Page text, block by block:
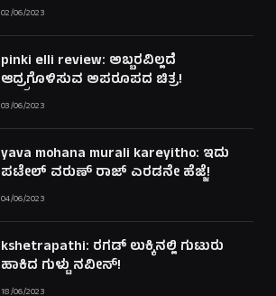
02/06/2023
pinki elli review: ಅಬ್ಬರವಿಲ್ಲದೆ
ಆದ್ರ್ರಗೊಳಿಸುವ ಅಪರೂಪದ ಚಿತ್ರ!
03/06/2023
yava mohana murali kareyitho: ಇದು
ಪಟೇಲ್ ವರುಣ್ ರಾಜ್ ಎರಡನೇ ಹೆಜ್ಜೆ!
04/06/2023
kshetrapathi: ರಗಡ್ ಲುಕ್ಕಿನಲ್ಲಿ ಗುಟುರು
ಹಾಕಿದ ಗುಳ್ಟು ನವೀನ್!
18/06/2023